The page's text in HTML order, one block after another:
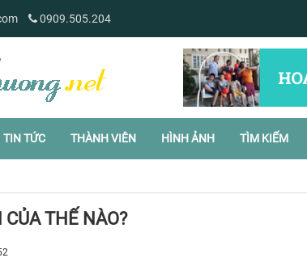
0909.505.204
TIN TỨC THÀNH VIÊN HÌNH ẢNH TÌM KIẾM
THẾ NÀO?